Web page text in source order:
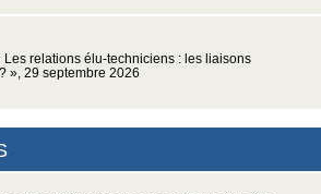
Les relations élu-techniciens : les liaisons
», 29 septembre 2026